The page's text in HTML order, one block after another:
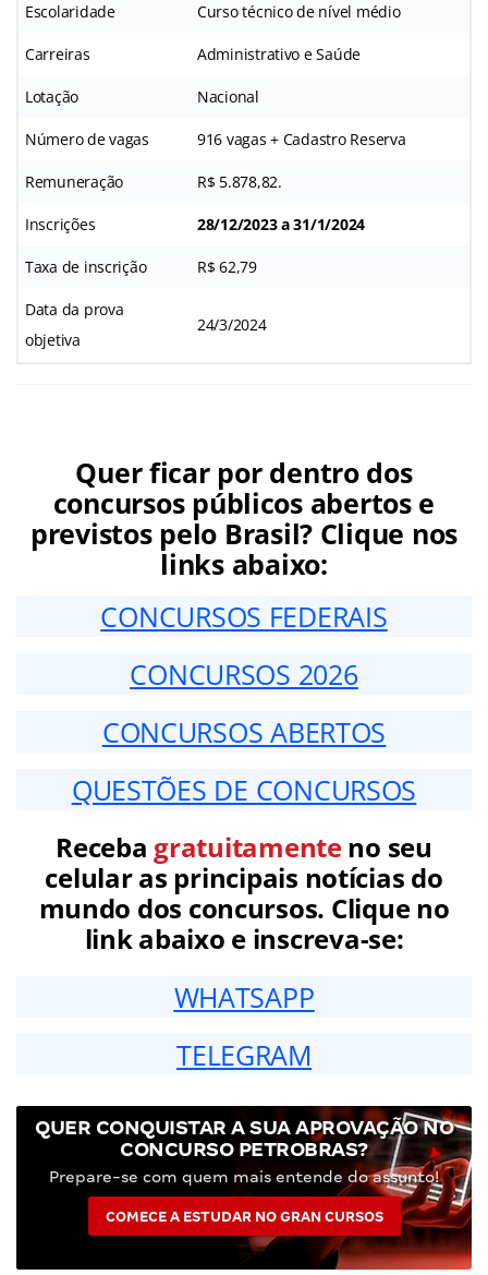
Escolaridade Curso técnico de nível médio
Carreiras Administrativo e Saúde
Lotação Nacional
Número de vagas 916 vagas + Cadastro Reserva
Remuneração R$ 5.878,82.
Inscrições 28/12/2023 a 31/1/2024
Taxa de inscrição R$ 62,79
Data da prova
objetiva
24/3/2024
Quer ficar por dentro dos
concursos públicos abertos e
previstos pelo Brasil? Clique nos
links abaixo:
CONCURSOS FEDERAIS
CONCURSOS 2026
CONCURSOS ABERTOS
QUESTÕES DE CONCURSOS
Receba gratuitamenteno seu
celular as principais notícias do
mundo dos concursos. Clique no
link abaixo e inscreva-se:
WHATSAPP
TELEGRAM
QUER CONQUISTAR A SUA APROVAÇÃO NO
CONCURSO PETROBRAS?
Prepare-se com quem mais entende do assunto!
COMECE A ESTUDAR NO GRAN CURSOS